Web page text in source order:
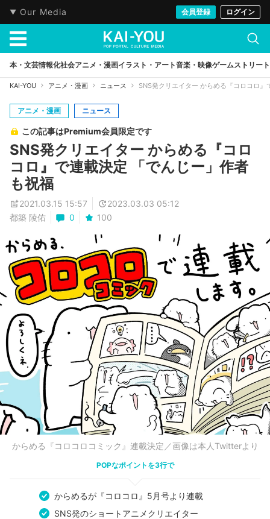
Our Media 会員登録 ログイン
本・文芸情報化社会アニメ・漫画イラスト・アート音楽・映像ゲームストリート
KAI-YOU アニメ・漫画 ニュース SNS発クリエイター からめる『コロコロ
アニメ・漫画 ニュース
この記事はPremium会員限定です
SNS発クリエイター からめる『コロ
コロ』で連載決定 「でんじー」作者
も祝福
2021.03.15 15:57
2023.03.03 05:12
都築 陵佑
0 100
からめる『コロコロコミック』連載決定／画像は本人Twitterより
POPなポイントを3行で
からめるが『コロコロ』5月号より連載
SNS発のショートアニメクリエイター